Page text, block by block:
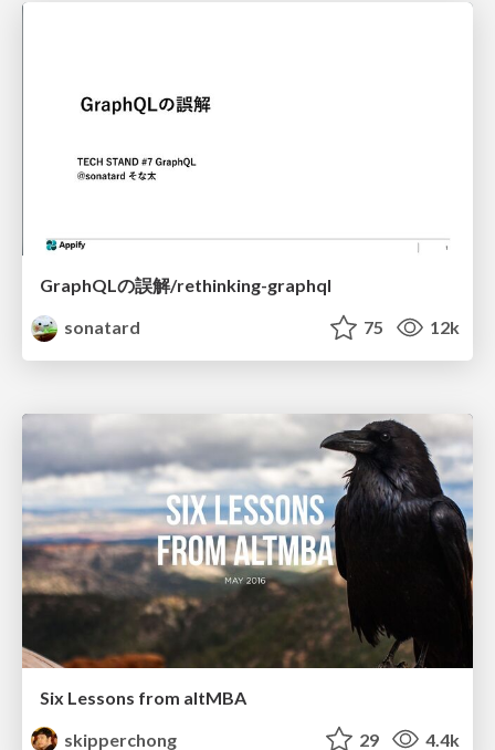
GraphQLの誤解/rethinking-graphql
sonatard
75 12k
Six Lessons from altMBA
skipperchong
29 4.4k